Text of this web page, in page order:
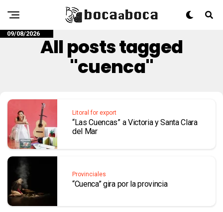
09/08/2026
All posts tagged
"cuenca"
Litoral for export
“Las Cuencas” a Victoria y Santa Clara
del Mar
Provinciales
“Cuenca” gira por la provincia